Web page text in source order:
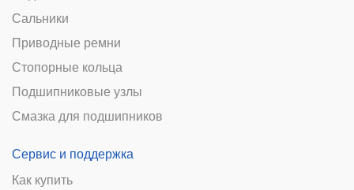
Сальники
Приводные ремни
Стопорные кольца
Подшипниковые узлы
Смазка для подшипников
Сервис и поддержка
Как купить